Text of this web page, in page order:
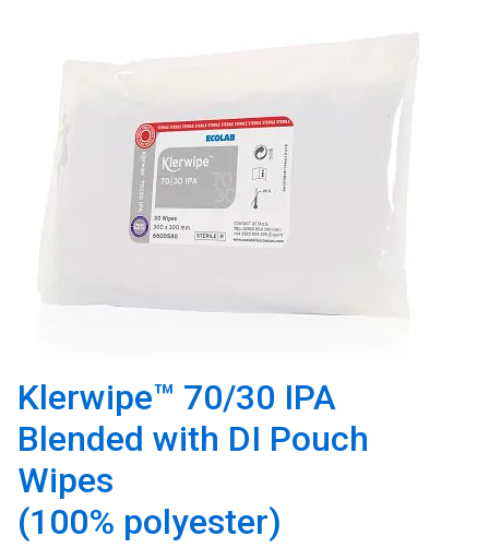
Klerwipe™ 70/30 IPA
Blended with DI Pouch
Wipes
(100% polyester)